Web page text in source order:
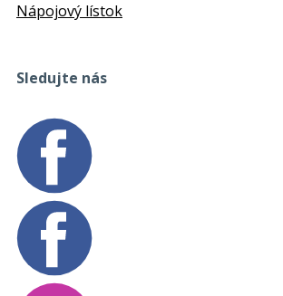
Nápojový lístok
Sledujte nás